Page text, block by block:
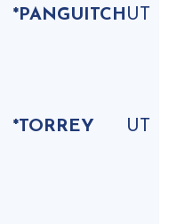
*PANGUITCH UT
*TORREY UT